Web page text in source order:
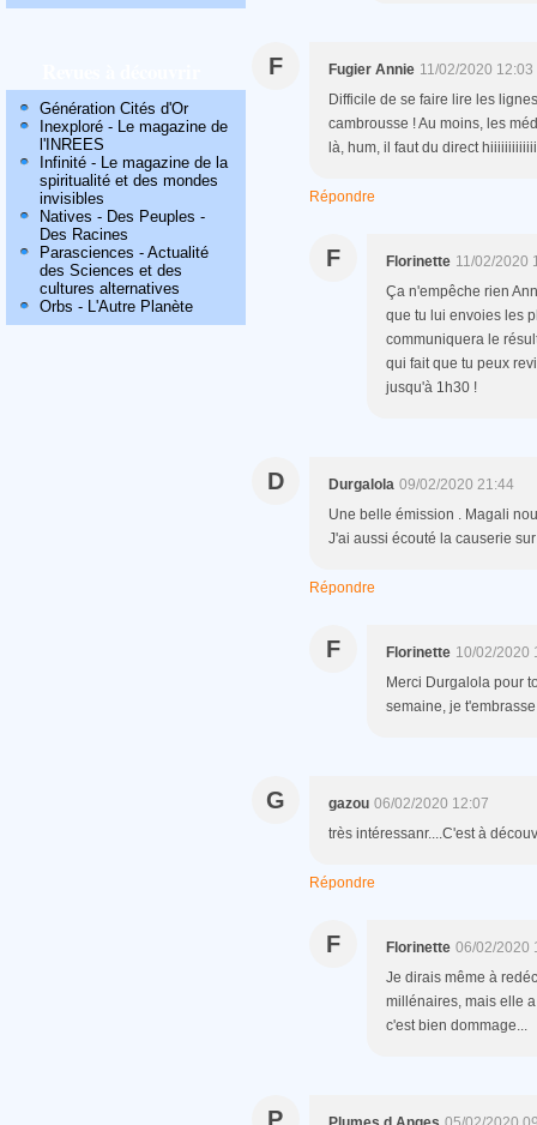
Génération Cités d'Or
Inexploré - Le magazine de
l'INREES
Infinité - Le magazine de la
spiritualité et des mondes
invisibles
Natives - Des Peuples -
Des Racines
Parasciences - Actualité
des Sciences et des
cultures alternatives
Orbs - L'Autre Planète
F Fugier Annie 11/02/2020 12:03
Difficile de se faire lire les
cambrousse ! Au moins, les
là, hum, il faut du direct
Répondre
F Florinette 11/02/2020
Ça n'empêche rien
que tu lui envoies les
communiquera le
qui fait que tu peux
jusqu'à 1h30 !
D Durgalola 09/02/2020 21:44
Une belle émission . Magali
J'ai aussi écouté la causerie
Répondre
F Florinette 10/02/2020
Merci Durgalola pour
semaine, je t'embrasse
G gazou 06/02/2020 12:07
très intéressanr....C'est à
Répondre
F Florinette 06/02/2020
Je dirais même à
millénaires, mais elle
c'est bien dommage...
P